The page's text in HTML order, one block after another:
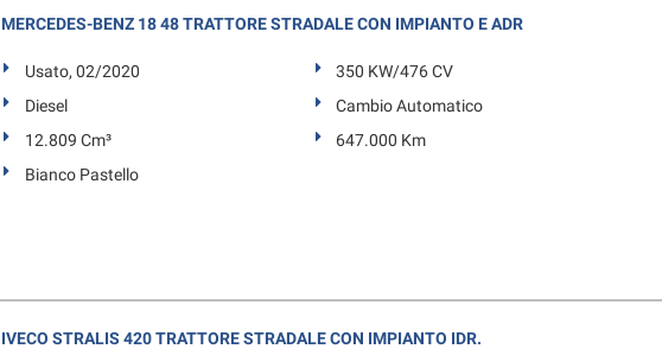
MERCEDES-BENZ 18 48 TRATTORE STRADALE CON IMPIANTO E ADR
Usato, 02/2020
350 KW/476 CV
Diesel
Cambio Automatico
12.809 Cm³
647.000 Km
Bianco Pastello
IVECO STRALIS 420 TRATTORE STRADALE CON IMPIANTO IDR.